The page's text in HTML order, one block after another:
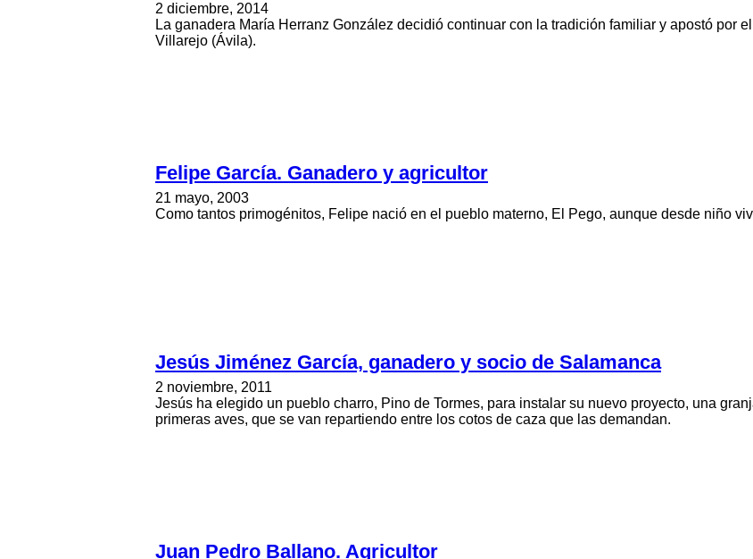
2 diciembre, 2014
La ganadera María Herranz González decidió continuar con la tradición familiar y apostó por
Villarejo (Ávila).
Felipe García. Ganadero y agricultor
21 mayo, 2003
Como tantos primogénitos, Felipe nació en el pueblo materno, El Pego, aunque desde niño
Jesús Jiménez García, ganadero y socio de Salamanca
2 noviembre, 2011
Jesús ha elegido un pueblo charro, Pino de Tormes, para instalar su nuevo proyecto, una
primeras aves, que se van repartiendo entre los cotos de caza que las demandan.
Juan Pedro Ballano. Agricultor